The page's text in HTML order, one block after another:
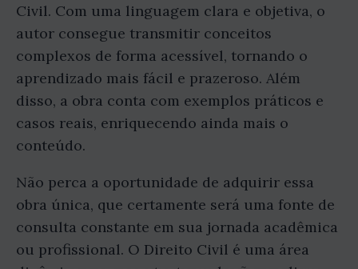
Civil. Com uma linguagem clara e objetiva, o
autor consegue transmitir conceitos
complexos de forma acessível, tornando o
aprendizado mais fácil e prazeroso. Além
disso, a obra conta com exemplos práticos e
casos reais, enriquecendo ainda mais o
conteúdo.
Não perca a oportunidade de adquirir essa
obra única, que certamente será uma fonte de
consulta constante em sua jornada acadêmica
ou profissional. O Direito Civil é uma área